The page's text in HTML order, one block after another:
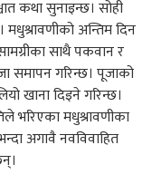
कथा सुनाइन्छ। सोही
अन्तिम दिन
साथै पकवान र
समापन गरिन्छ। पूजाको
खाना दिइने गरिन्छ।
भरिएका मधुश्रावणीका
अगावै नवविवाहित